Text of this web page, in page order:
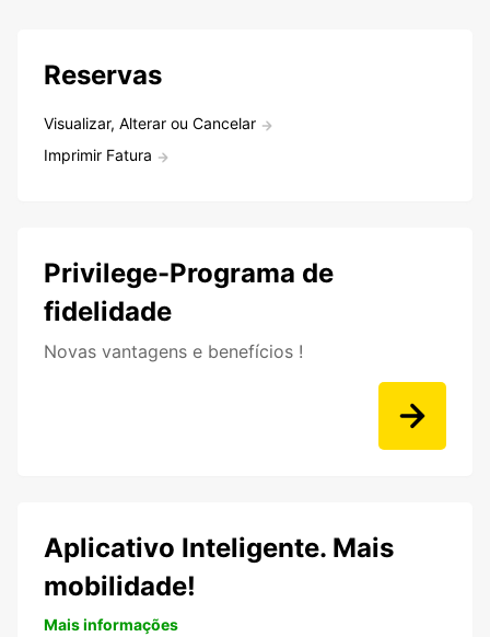
Reservas
Visualizar, Alterar ou Cancelar
Imprimir Fatura
Privilege-Programa de
fidelidade
Novas vantagens e benefícios !
Aplicativo Inteligente. Mais
mobilidade!
Mais informações